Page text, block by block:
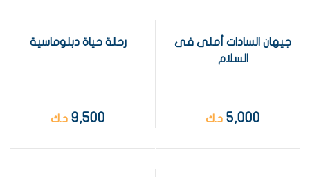
جيهان السادات أملى فى
السلام
5,000 د.ك
رحلة حياة دبلوماسية
9,500 د.ك